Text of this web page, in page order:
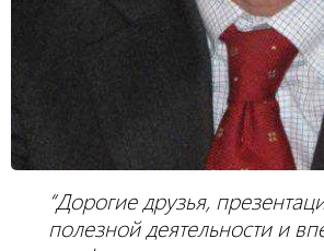
“Дорогие друзья,
полезной деятельности и